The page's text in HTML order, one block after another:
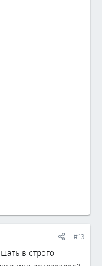
#13
в строго